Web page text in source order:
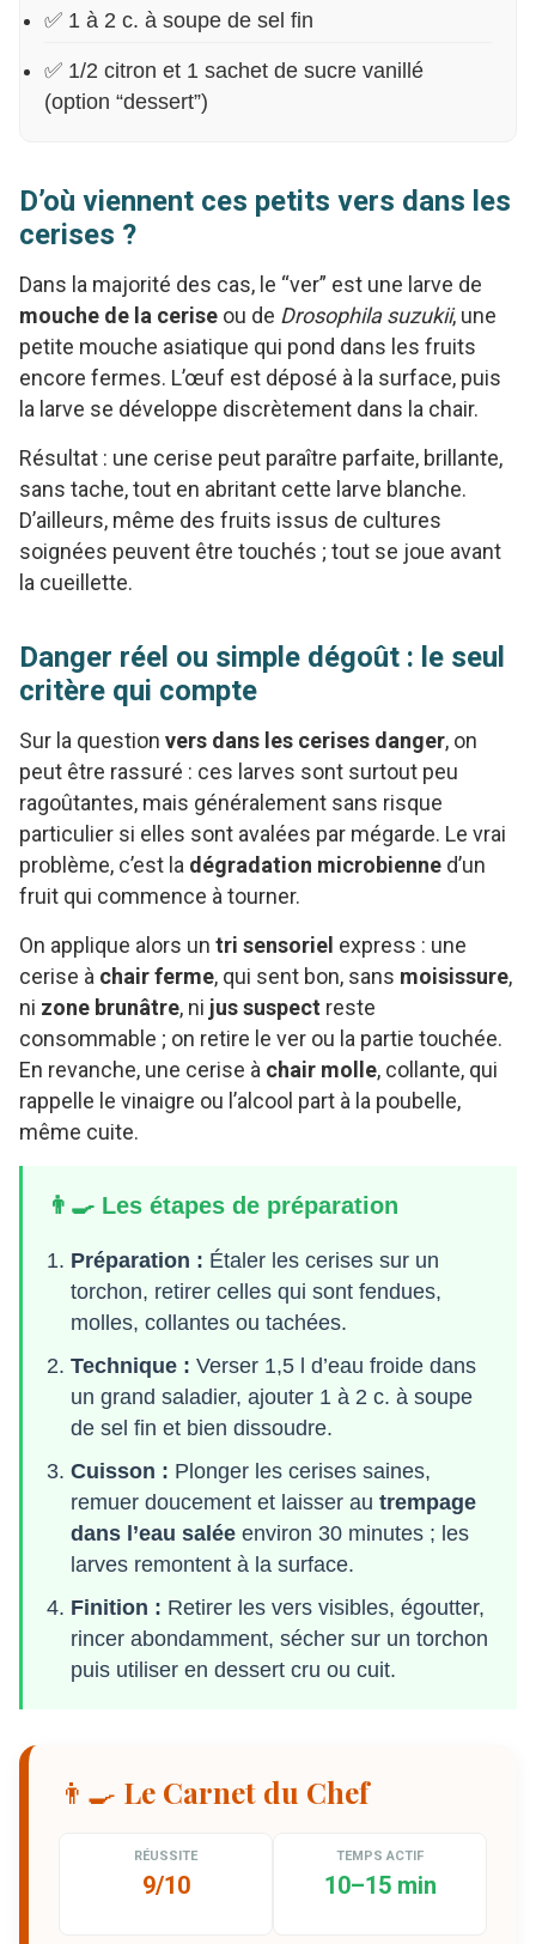
✅ 1 à 2 c. à soupe de sel fin
✅ 1/2 citron et 1 sachet de sucre vanillé
(option “dessert”)
D’où viennent ces petits vers dans les
cerises ?
Dans la majorité des cas, le “ver” est une larve de
mouche de la cerise ou de Drosophila suzukii, une
petite mouche asiatique qui pond dans les fruits
encore fermes. L’œuf est déposé à la surface, puis
la larve se développe discrètement dans la chair.
Résultat : une cerise peut paraître parfaite, brillante,
sans tache, tout en abritant cette larve blanche.
D’ailleurs, même des fruits issus de cultures
soignées peuvent être touchés ; tout se joue avant
la cueillette.
Danger réel ou simple dégoût : le seul
critère qui compte
Sur la question vers dans les cerises danger, on
peut être rassuré : ces larves sont surtout peu
ragoûtantes, mais généralement sans risque
particulier si elles sont avalées par mégarde. Le vrai
problème, c’est la dégradation microbienne d’un
fruit qui commence à tourner.
On applique alors un tri sensoriel express : une
cerise à chair ferme, qui sent bon, sans moisissure,
ni zone brunâtre, ni jus suspect reste
consommable ; on retire le ver ou la partie touchée.
En revanche, une cerise à chair molle, collante, qui
rappelle le vinaigre ou l’alcool part à la poubelle,
même cuite.
👨‍🍳 Les étapes de préparation
Préparation : Étaler les cerises sur un
torchon, retirer celles qui sont fendues,
molles, collantes ou tachées.
Technique : Verser 1,5 l d’eau froide dans
un grand saladier, ajouter 1 à 2 c. à soupe
de sel fin et bien dissoudre.
Cuisson : Plonger les cerises saines,
remuer doucement et laisser au trempage
dans l’eau salée environ 30 minutes ; les
larves remontent à la surface.
Finition : Retirer les vers visibles, égoutter,
rincer abondamment, sécher sur un torchon
puis utiliser en dessert cru ou cuit.
👨‍🍳 Le Carnet du Chef
RÉUSSITE
9/10
TEMPS ACTIF
10–15 min